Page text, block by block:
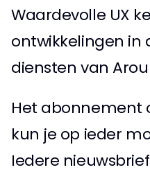
Waardevolle UX
ontwikkelingen in
diensten van
Het abonnement
kun je op ieder
Iedere